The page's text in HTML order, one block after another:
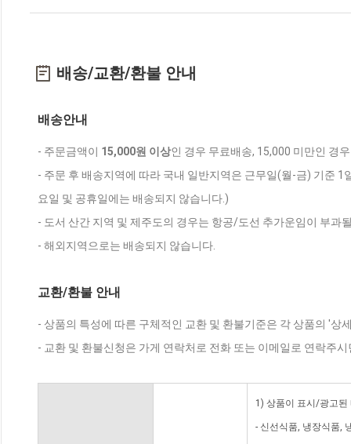
배송/교환/환불 안내
배송안내
- 주문금액이 15,000원 이상인 경우 무료배송, 15,000 미만인 경
- 주문 후 배송지역에 따라 국내 일반지역은 근무일(월-금) 기준
요일 및 공휴일에는 배송되지 않습니다.)
- 도서 산간 지역 및 제주도의 경우는 항공/도선 추가운임이 부과
- 해외지역으로는 배송되지 않습니다.
교환/환불 안내
- 상품의 특성에 따른 구체적인 교환 및 환불기준은 각 상품의 '상
- 교환 및 환불신청은 가게 연락처로 전화 또는 이메일로 연락주
1) 상품이 표시/광고된
- 신선식품, 냉장식품,